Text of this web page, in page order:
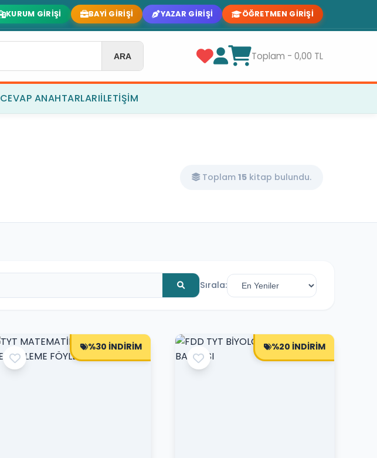
KURUM GIRIŞI BAYI GIRIŞI YAZAR GIRIŞI ÖĞRETMEN GIRIŞI
ARA Toplam - 0,00 TL
CEVAP ANAHTARLARIİLETIŞIM
Toplam 15 kitap bulundu.
Sırala:
%30 İNDİRİM %20 İNDİRİM